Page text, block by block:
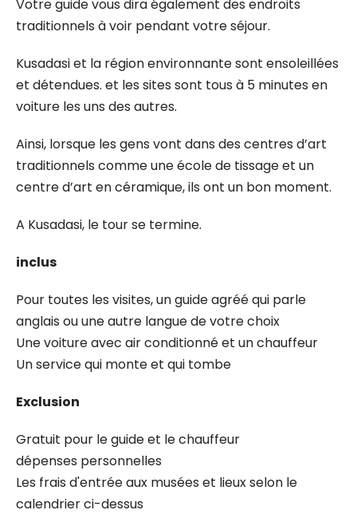
Votre guide vous dira également des endroits
traditionnels à voir pendant votre séjour.
Kusadasi et la région environnante sont ensoleillées
et détendues. et les sites sont tous à 5 minutes en
voiture les uns des autres.
Ainsi, lorsque les gens vont dans des centres d’art
traditionnels comme une école de tissage et un
centre d’art en céramique, ils ont un bon moment.
A Kusadasi, le tour se termine.
inclus
Pour toutes les visites, un guide agréé qui parle
anglais ou une autre langue de votre choix
Une voiture avec air conditionné et un chauffeur
Un service qui monte et qui tombe
Exclusion
Gratuit pour le guide et le chauffeur
dépenses personnelles
Les frais d'entrée aux musées et lieux selon le
calendrier ci-dessus